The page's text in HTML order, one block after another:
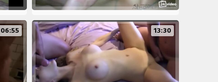
06:55 13:30